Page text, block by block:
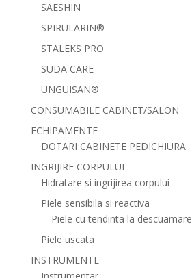
SAESHIN
SPIRULARIN®
STALEKS PRO
SÜDA CARE
UNGUISAN®
CONSUMABILE CABINET/SALON
ECHIPAMENTE
DOTARI CABINETE PEDICHIURA
INGRIJIRE CORPULUI
Hidratare si ingrijirea corpului
Piele sensibila si reactiva
Piele cu tendinta la descuamare
Piele uscata
INSTRUMENTE